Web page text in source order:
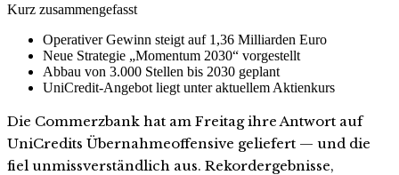
Kurz zusammengefasst
Operativer Gewinn steigt auf 1,36 Milliarden Euro
Neue Strategie „Momentum 2030“ vorgestellt
Abbau von 3.000 Stellen bis 2030 geplant
UniCredit-Angebot liegt unter aktuellem Aktienkurs
Die Commerzbank hat am Freitag ihre Antwort auf
UniCredits Übernahmeoffensive geliefert — und die
fiel unmissverständlich aus. Rekordergebnisse,